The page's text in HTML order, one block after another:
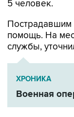
5 человек.
Пострадавшим
помощь. На
службы,
ХРОНИКА
Военная